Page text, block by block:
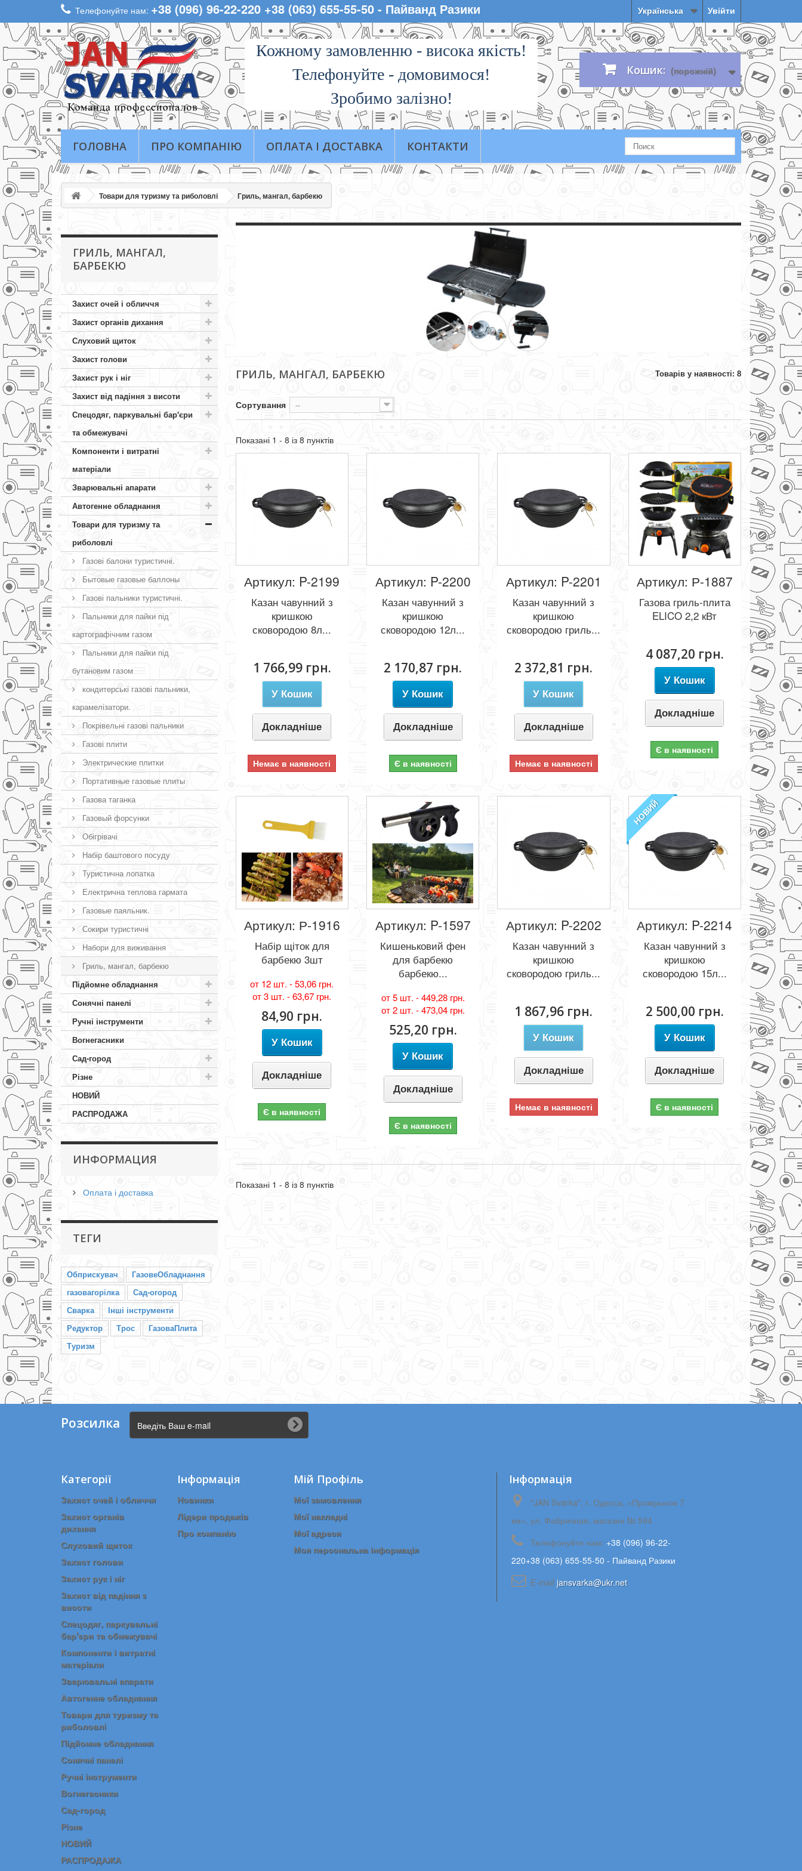
Увійти
Українська
Телефонуйте нам: +38 (096) 96-22-220 +38 (063) 655-55-50 - Пайванд Разики
Кожному замовленню - висока якiсть!
Телефонуйте - домовимося!
Зробимо залізно!
Кошик: (порожній)
ГОЛОВНА ПРО КОМПАНІЮ ОПЛАТА І ДОСТАВКА КОНТАКТИ
Товари для туризму та риболовлі Гриль, мангал, барбекю
ГРИЛЬ, МАНГАЛ,
БАРБЕКЮ
Захист очей і обличчя
Захист органів дихання
Слуховий щиток
Захист голови
Захист рук і ніг
Захист від падіння з висоти
Спецодяг, паркувальні бар'єри
та обмежувачі
Компоненти і витратні
матеріали
Зварювальні апарати
Автогенне обладнання
Товари для туризму та
риболовлі
Газові балони туристичні.
Бытовые газовые баллоны
Газові пальники туристичні.
Пальники для пайки під
картографічним газом
Пальники для пайки під
бутановим газом
кондитерські газові пальники,
карамелізатори.
Покрівельні газові пальники
Газові плити
Электрические плитки
Портативные газовые плиты
Газова таганка
Газовый форсунки
Обігрівачі
Набір баштового посуду
Туристична лопатка
Електрична теплова гармата
Газовые паяльник.
Сокири туристичні
Набори для виживання
Гриль, мангал, барбекю
Підйомне обладнання
Сонячні панелі
Ручні інструменти
Вогнегасники
Сад-город
Різне
НОВИЙ
РАСПРОДАЖА
ИНФОРМАЦИЯ
Оплата і доставка
ТЕГИ
Обприскувач
ГазовеОбладнання
газовагорілка
Сад-огород
Сварка
Інші інструменти
Редуктор
Трос
ГазоваПлита
Туризм
ГРИЛЬ, МАНГАЛ, БАРБЕКЮ Товарів у наявності: 8
Сортування --
Показані 1 - 8 із 8 пунктів
Артикул: P-2199
Казан чавунний з
кришкою
сковородою 8л...
1 766,99 грн.
У Кошик
Докладніше
Немає в наявності
Артикул: P-2200
Казан чавунний з
кришкою
сковородою 12л...
2 170,87 грн.
У Кошик
Докладніше
Є в наявності
Артикул: P-2201
Казан чавунний з
кришкою
сковородою гриль...
2 372,81 грн.
У Кошик
Докладніше
Немає в наявності
Артикул: Р-1887
Газова гриль-плита
ELICO 2,2 кВт
4 087,20 грн.
У Кошик
Докладніше
Є в наявності
Артикул: Р-1916
Набір щіток для
барбекю 3шт
от 12 шт. -53,06 грн.
от 3 шт. -63,67 грн.
84,90 грн.
У Кошик
Докладніше
Є в наявності
Артикул: P-1597
Кишеньковий фен
для барбекю
барбекю...
от 5 шт. -449,28 грн.
от 2 шт. -473,04 грн.
525,20 грн.
У Кошик
Докладніше
Є в наявності
Артикул: P-2202
Казан чавунний з
кришкою
сковородою гриль...
1 867,96 грн.
У Кошик
Докладніше
Немає в наявності
НОВИЙ
Артикул: P-2214
Казан чавунний з
кришкою
сковородою 15л...
2 500,00 грн.
У Кошик
Докладніше
Є в наявності
Показані 1 - 8 із 8 пунктів
Розсилка
Категорії
Захист очей і обличчя
Захист органів
дихання
Слуховий щиток
Захист голови
Захист рук і ніг
Захист від падіння з
висоти
Спецодяг, паркувальні
бар'єри та обмежувачі
Компоненти і витратні
матеріали
Зварювальні апарати
Автогенне обладнання
Товари для туризму та
риболовлі
Підйомне обладнання
Сонячні панелі
Ручні інструменти
Вогнегасники
Сад-город
Різне
НОВИЙ
РАСПРОДАЖА
Інформація
Новинки
Лідери продажів
Про компанію
Мій Профіль
Мої замовлення
Мої накладні
Мої адреси
Моя персональна інформація
Iнформація
"JAN Svarka", г. Одесса, «Промрынок 7
км», ул. Фабричная, магазин № 594
Телефонуйте нам: +38 (096) 96-22-
220+38 (063) 655-55-50 - Пайванд Разики
E-maіl jansvarka@ukr.net